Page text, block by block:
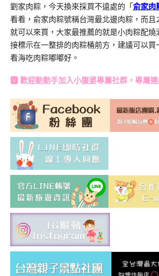
劉家肉粽，今天換來採買不遠處的「俞家肉
看看，俞家肉粽號稱台灣最北邊肉粽，而
就可以來買，大家最推薦的就是小肉粽配燒
接標示在一整排的肉粽桶前方，建議可以買
看海吃肉粽嘟嘟好。
🆅 歡迎動動手加入小腹婆專屬社群 ，專屬